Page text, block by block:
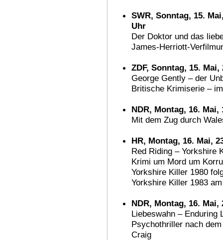
SWR, Sonntag, 15.
Uhr
Der Doktor und das
James-Herriott-
ZDF, Sonntag, 15. Mai,
George Gently – der
Britische Krimiserie –
NDR, Montag, 16. Mai,
Mit dem Zug durch
HR, Montag, 16. Mai,
Red Riding – Yorkshire
Krimi um Mord um
Yorkshire Killer 1980
Yorkshire Killer 1983
NDR, Montag, 16. Mai,
Liebeswahn – Enduring
Psychothriller nach
Craig